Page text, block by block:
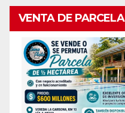
VENTA DE PARCELA